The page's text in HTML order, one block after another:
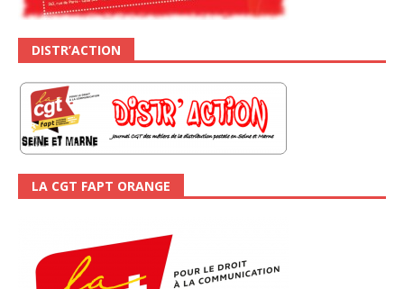
DISTR’ACTION
LA CGT FAPT ORANGE